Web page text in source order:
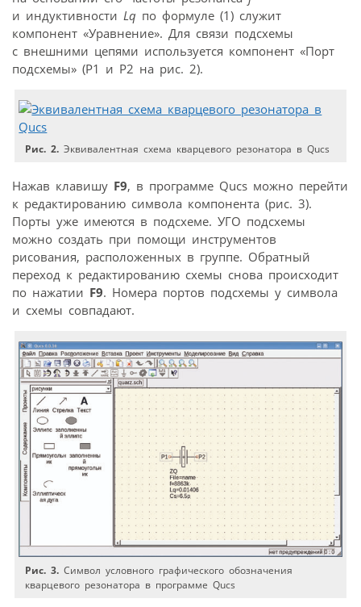
и индуктивности Lq по формуле (1) служит
компонент «Уравнение». Для связи подсхемы
с внешними цепями используется компонент «Порт
подсхемы» (P1 и P2 на рис. 2).
Рис. 2. Эквивалентная схема кварцевого резонатора в Qucs
Нажав клавишу F9, в программе Qucs можно перейти
к редактированию символа компонента (рис. 3).
Порты уже имеются в подсхеме. УГО подсхемы
можно создать при помощи инструментов
рисования, расположенных в группе. Обратный
переход к редактированию схемы снова происходит
по нажатии F9. Номера портов подсхемы у символа
и схемы совпадают.
Рис. 3. Символ условного графического обозначения
кварцевого резонатора в программе Qucs